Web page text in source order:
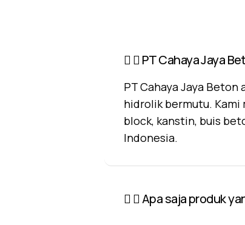
PT Cahaya Jaya
PT Cahaya Jaya
hidrolik bermutu. Kami
block, kanstin, buis
Indonesia.
Apa saja produk